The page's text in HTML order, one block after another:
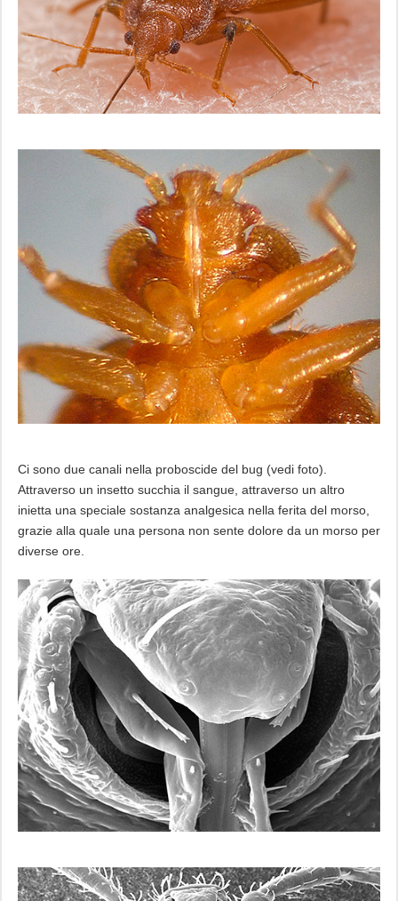
Ci sono due canali nella proboscide del bug (vedi foto).
Attraverso un insetto succhia il sangue, attraverso un altro
inietta una speciale sostanza analgesica nella ferita del morso,
grazie alla quale una persona non sente dolore da un morso per
diverse ore.